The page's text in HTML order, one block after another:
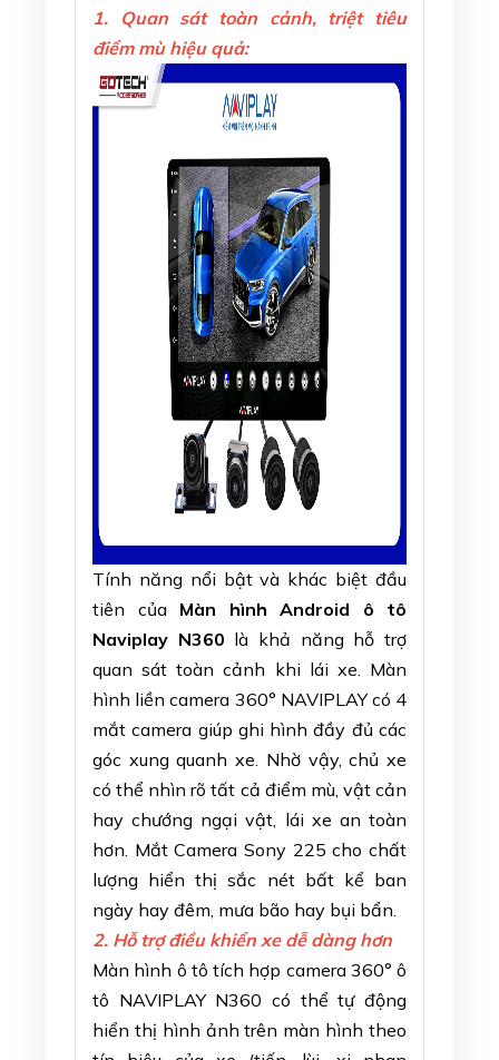
1.
Quan sát toàn cảnh, triệt tiêu
điểm mù hiệu quả:
Tính năng nổi bật và khác biệt đầu
tiên của Màn hình Android ô tô
Naviplay N360 là khả năng hỗ trợ
quan sát toàn cảnh khi lái xe. Màn
hình liền camera 360° NAVIPLAY có 4
mắt camera giúp ghi hình đầy đủ các
góc xung quanh xe. Nhờ vậy, chủ xe
có thể nhìn rõ tất cả điểm mù, vật cản
hay chướng ngại vật, lái xe an toàn
hơn. Mắt Camera Sony 225 cho chất
lượng hiển thị sắc nét bất kể ban
ngày hay đêm, mưa bão hay bụi bẩn.
2. Hỗ trợ điều khiển xe dễ dàng hơn
Màn hình ô tô tích hợp camera 360° ô
tô NAVIPLAY N360 có thể tự động
hiển thị hình ảnh trên màn hình theo